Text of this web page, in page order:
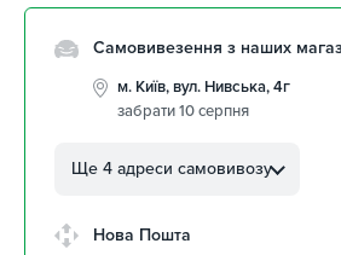
Самовивезення з наших
м. Київ, вул. Нивська, 4г
забрати 10 серпня
Автолюбителів, 8а
Клинцівський авторинок
Ще 4 адреси самовивозу
Нова Пошта